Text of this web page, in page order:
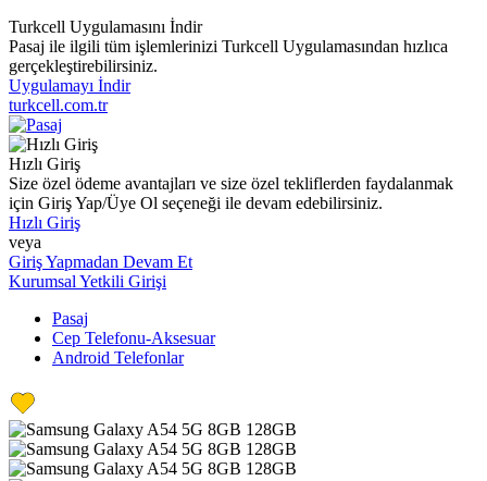
Turkcell Uygulamasını İndir
Pasaj ile ilgili tüm işlemlerinizi Turkcell Uygulamasından hızlıca
gerçekleştirebilirsiniz.
Uygulamayı İndir
turkcell.com.tr
Hızlı Giriş
Size özel ödeme avantajları ve size özel tekliflerden faydalanmak
için Giriş Yap/Üye Ol seçeneği ile devam edebilirsiniz.
Hızlı Giriş
veya
Giriş Yapmadan Devam Et
Kurumsal Yetkili Girişi
Pasaj
Cep Telefonu-Aksesuar
Android Telefonlar